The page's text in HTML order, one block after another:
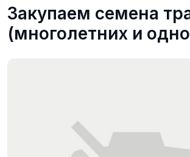
Закупаем семена
(многолетних и